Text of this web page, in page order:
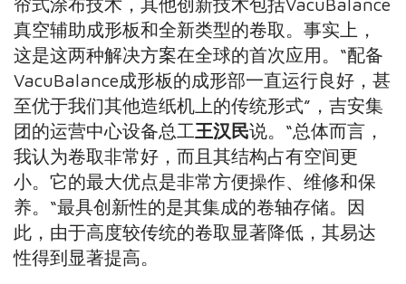
真空辅助成形板和全新类型的卷取。事实上，
这是这两种解决方案在全球的首次应用。 “配备
VacuBalance成形板的成形部一直运行良好，甚
至优于我们其他造纸机上的传统形式”，吉安集
团的运营中心设备总工王汉民说。“总体而言，
我认为卷取非常好，而且其结构占有空间更
小。它的最大优点是非常方便操作、维修和保
养。“最具创新性的是其集成的卷轴存储。因
此，由于高度较传统的卷取显著降低，其易达
性得到显著提高。